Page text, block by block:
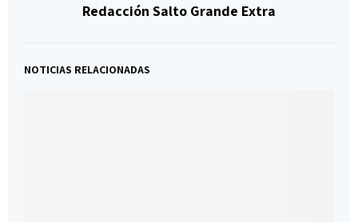
Redacción Salto Grande Extra
NOTICIAS RELACIONADAS